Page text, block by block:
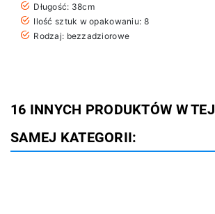
Długość: 38cm
Ilość sztuk w opakowaniu: 8
Rodzaj: bezzadziorowe
16 INNYCH PRODUKTÓW W TEJ
SAMEJ KATEGORII: